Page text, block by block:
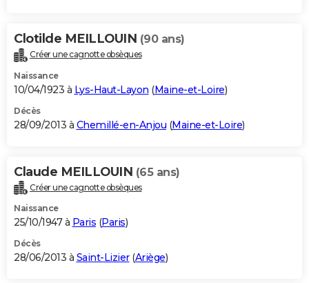
Clotilde MEILLOUIN (90 ans)
Créer une cagnotte obsèques
Naissance
10/04/1923 à Lys-Haut-Layon (Maine-et-Loire)
Décès
28/09/2013 à Chemillé-en-Anjou (Maine-et-Loire)
Claude MEILLOUIN (65 ans)
Créer une cagnotte obsèques
Naissance
25/10/1947 à Paris (Paris)
Décès
28/06/2013 à Saint-Lizier(Ariège)